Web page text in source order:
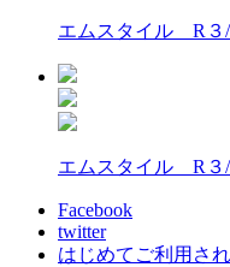
エムスタイル R
エムスタイル R
Facebook
twitter
はじめてご利用さ